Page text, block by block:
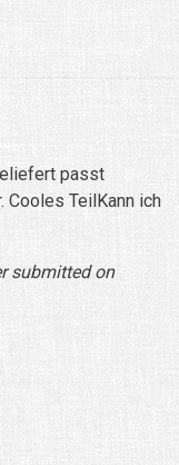
passt
TeilKann ich
submitted on